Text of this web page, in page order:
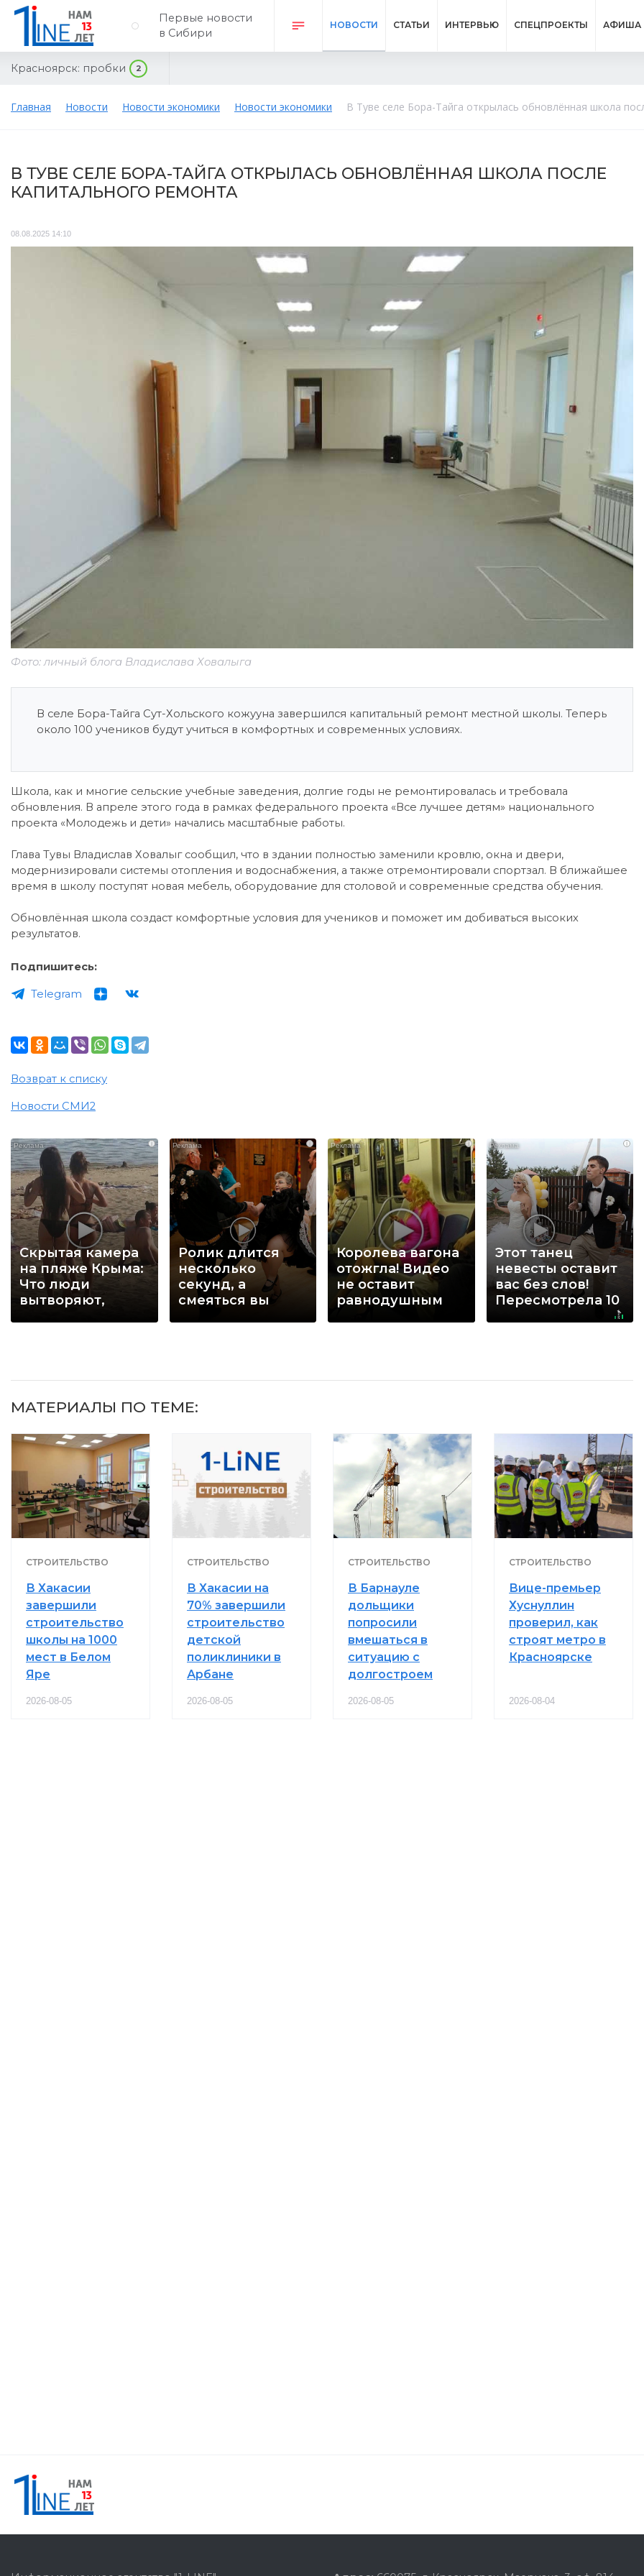
Первые новости
в Сибири
НОВОСТИ СТАТЬИ ИНТЕРВЬЮ СПЕЦПРОЕКТЫ АФИША
Красноярск: пробки 2
Главная Новости Новости экономики Новости экономики В Туве селе Бора-Тайга открылась обновлённая школа
В ТУВЕ СЕЛЕ БОРА-ТАЙГА ОТКРЫЛАСЬ ОБНОВЛЁННАЯ ШКОЛА ПОСЛЕ
КАПИТАЛЬНОГО РЕМОНТА
08.08.2025 14:10
Фото: личный блога Владислава Ховалыга
В селе Бора-Тайга Сут-Хольского кожууна завершился капитальный ремонт местной школы. Теперь
около 100 учеников будут учиться в комфортных и современных условиях.
Школа, как и многие сельские учебные заведения, долгие годы не ремонтировалась и требовала
обновления. В апреле этого года в рамках федерального проекта «Все лучшее детям» национального
проекта «Молодежь и дети» начались масштабные работы.
Глава Тувы Владислав Ховалыг сообщил, что в здании полностью заменили кровлю, окна и двери,
модернизировали системы отопления и водоснабжения, а также отремонтировали спортзал. В ближайшее
время в школу поступят новая мебель, оборудование для столовой и современные средства обучения.
Обновлённая школа создаст комфортные условия для учеников и поможет им добиваться высоких
результатов.
Подпишитесь:
Telegram
Возврат к списку
Новости СМИ2
i
Скрытая камера
на пляже Крыма:
Что люди
вытворяют,
i
Ролик длится
несколько
секунд, а
смеяться вы
i
Королева вагона
отожгла! Видео
не оставит
равнодушным
i
Этот танец
невесты оставит
вас без слов!
Пересмотрела 10
МАТЕРИАЛЫ ПО ТЕМЕ:
СТРОИТЕЛЬСТВО
В Хакасии
завершили
строительство
школы на 1000
мест в Белом
Яре
2026-08-05
СТРОИТЕЛЬСТВО
В Хакасии на
70% завершили
строительство
детской
поликлиники в
Арбане
2026-08-05
СТРОИТЕЛЬСТВО
В Барнауле
дольщики
попросили
вмешаться в
ситуацию с
долгостроем
2026-08-05
СТРОИТЕЛЬСТВО
Вице-премьер
Хуснуллин
проверил, как
строят метро в
Красноярске
2026-08-04